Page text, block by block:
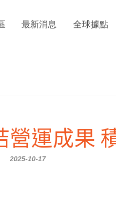
最新消息 全球據點
運成果
2025-10-17